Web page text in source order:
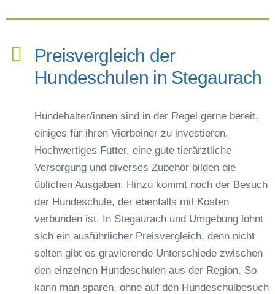
Preisvergleich der
Hundeschulen in Stegaurach
Hundehalter/innen sind in der Regel gerne bereit,
einiges für ihren Vierbeiner zu investieren.
Hochwertiges Futter, eine gute tierärztliche
Versorgung und diverses Zubehör bilden die
üblichen Ausgaben. Hinzu kommt noch der Besuch
der Hundeschule, der ebenfalls mit Kosten
verbunden ist. In Stegaurach und Umgebung lohnt
sich ein ausführlicher Preisvergleich, denn nicht
selten gibt es gravierende Unterschiede zwischen
den einzelnen Hundeschulen aus der Region. So
kann man sparen, ohne auf den Hundeschulbesuch